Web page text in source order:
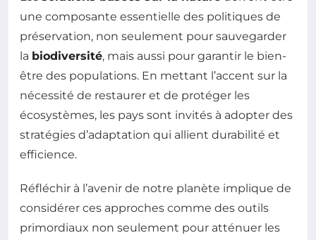
une composante essentielle des politiques de
préservation, non seulement pour sauvegarder
la biodiversité, mais aussi pour garantir le bien-
être des populations. En mettant l’accent sur la
nécessité de restaurer et de protéger les
écosystèmes, les pays sont invités à adopter des
stratégies d’adaptation qui allient durabilité et
efficience.
Réfléchir à l’avenir de notre planète implique de
considérer ces approches comme des outils
primordiaux non seulement pour atténuer les